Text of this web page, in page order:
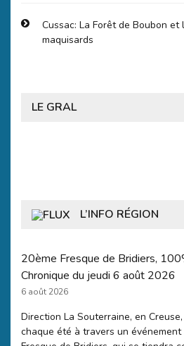
Cussac: La Forêt de Boubon et
maquisards
LE GRAL
L’INFO RÉGION
20ème Fresque de Bridiers,
Chronique du jeudi 6 août 2026
6 août 2026
Direction La Souterraine, en
chaque été à travers un